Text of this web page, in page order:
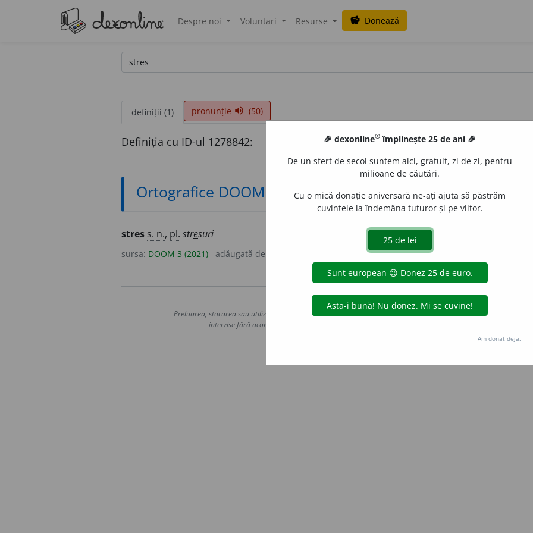
Despre noi Voluntari Resurse savings Donează
definiții (1) pronunție volume_up (50)
Definiția cu ID-ul 1278842:
Ortografice DOOM
stres s. n., pl. stresuri
sursa: DOOM 3 (2021) adăugată de
Copyright © 2004-2026 dexonline (https://dexonline.ro)
Preluarea, stocarea sau utilizarea datelor de pe acest site, inclusiv prin orice metode de extragere automată
interzise fără acordul nostru prealabil scris, cu excepția seturilor de date oferite oficial spre utilizare
Hosterion
🎉 dexonline® împlinește 25 de ani 🎉
De un sfert de secol suntem aici, gratuit, zi de zi, pentru
milioane de căutări.
Cu o mică donație aniversară ne-ați ajuta să păstrăm
cuvintele la îndemâna tuturor și pe viitor.
Am donat deja.